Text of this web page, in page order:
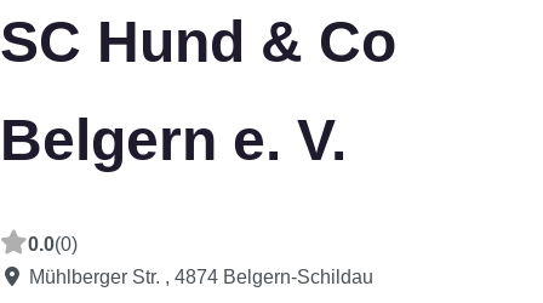
SC Hund & Co
Belgern e. V.
0.0(0)
Mühlberger Str. , 4874 Belgern-Schildau